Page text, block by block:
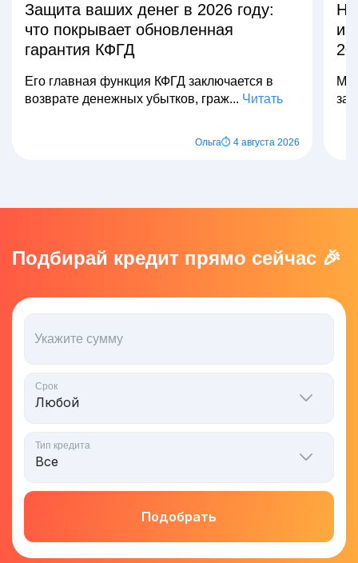
Защита ваших денег в 2026 году:
что покрывает обновленная
гарантия КФГД
Его главная функция КФГД заключается в
возврате денежных убытков, граж... Читать
Ольга⏱ 4 августа 2026
Подбирай кредит прямо сейчас 🎉
Укажите сумму
Срок
Тип кредита
Подобрать